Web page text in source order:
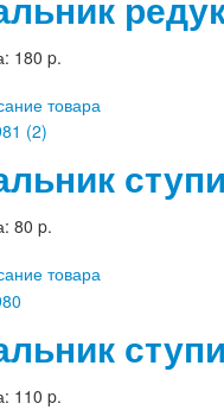
180 p.
товара
80 p.
товара
110 p.